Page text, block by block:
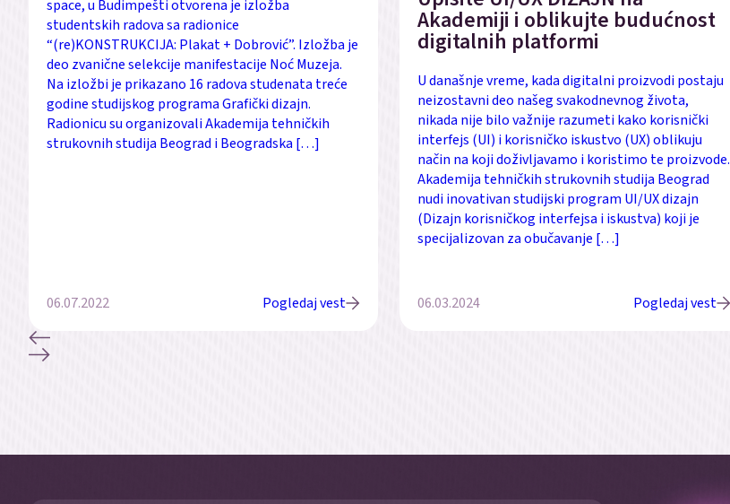
space, u Budimpešti otvorena je izložba
studentskih radova sa radionice
“(re)KONSTRUKCIJA: Plakat + Dobrović”. Izložba je
deo zvanične selekcije manifestacije Noć Muzeja.
Na izložbi je prikazano 16 radova studenata treće
godine studijskog programa Grafički dizajn.
Radionicu su organizovali Akademija tehničkih
strukovnih studija Beograd i Beogradska […]
06.07.2022 Pogledaj vest
Akademiji i oblikujte budućnost
digitalnih platformi
U današnje vreme, kada digitalni proizvodi postaju
neizostavni deo našeg svakodnevnog života,
nikada nije bilo važnije razumeti kako korisnički
interfejs (UI) i korisničko iskustvo (UX) oblikuju
način na koji doživljavamo i koristimo te proizvode.
Akademija tehničkih strukovnih studija Beograd
nudi inovativan studijski program UI/UX dizajn
(Dizajn korisničkog interfejsa i iskustva) koji je
specijalizovan za obučavanje […]
06.03.2024 Pogledaj vest